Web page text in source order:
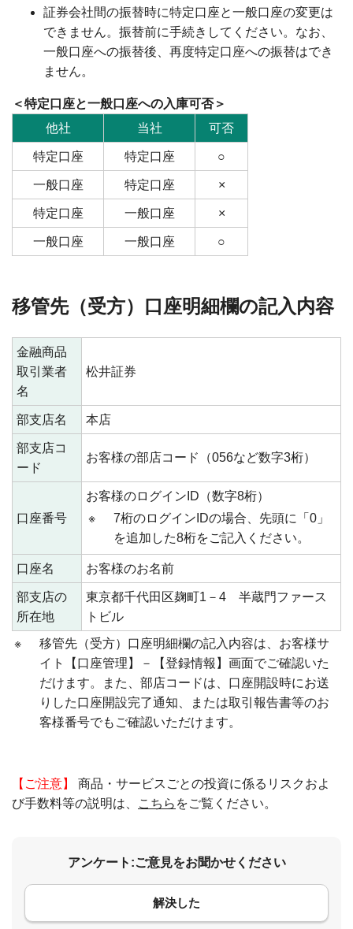
証券会社間の振替時に特定口座と一般口座の変更は
できません。振替前に手続きしてください。なお、
一般口座への振替後、再度特定口座への振替はでき
ません。
＜特定口座と一般口座への入庫可否＞
他社
当社 可否
特定口座 特定口座 ○
一般口座 特定口座 ×
特定口座 一般口座 ×
一般口座 一般口座 ○
移管先（受方）口座明細欄の記入内容
金融商品
取引業者
名
松井証券
部支店名 本店
部支店コ
ード
お客様の部店コード（056など数字3桁）
口座番号
お客様のログインID（数字8桁）
※
7桁のログインIDの場合、先頭に「0」
を追加した8桁をご記入ください。
口座名 お客様のお名前
部支店の
所在地
東京都千代田区麹町1－4 半蔵門ファース
トビル
※
移管先（受方）口座明細欄の記入内容は、お客様サ
イト【口座管理】－【登録情報】画面でご確認いた
だけます。また、部店コードは、口座開設時にお送
りした口座開設完了通知、または取引報告書等のお
客様番号でもご確認いただけます。
【ご注意】
商品・サービスごとの投資に係るリスクおよ
び手数料等の説明は、
こちら をご覧ください。
アンケート:ご意見をお聞かせください
解決した
コメント